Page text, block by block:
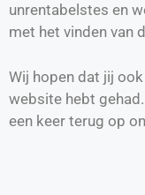
unrentabelstes en
met het vinden van
Wij hopen dat jij
website hebt
een keer terug op